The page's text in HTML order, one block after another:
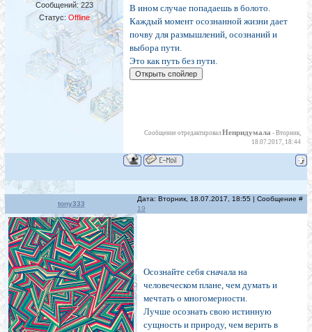
Сообщений: 223
Статус: Offline
В ином случае попадаешь в болото.
Каждый момент осознанной жизни дает
почву для размышлений, осознаний и
выбора пути.
Это как путь без пути.
Сообщение отредактировал Непридумала - Вторник,
18.07.2017, 18:44
tony333
Дата: Вторник, 18.07.2017, 18:55 | Сообщение #
19
Осознайте себя сначала на
человеческом плане, чем думать и
мечтать о многомерности.
Лучше осознать свою истинную
сущность и природу, чем верить в